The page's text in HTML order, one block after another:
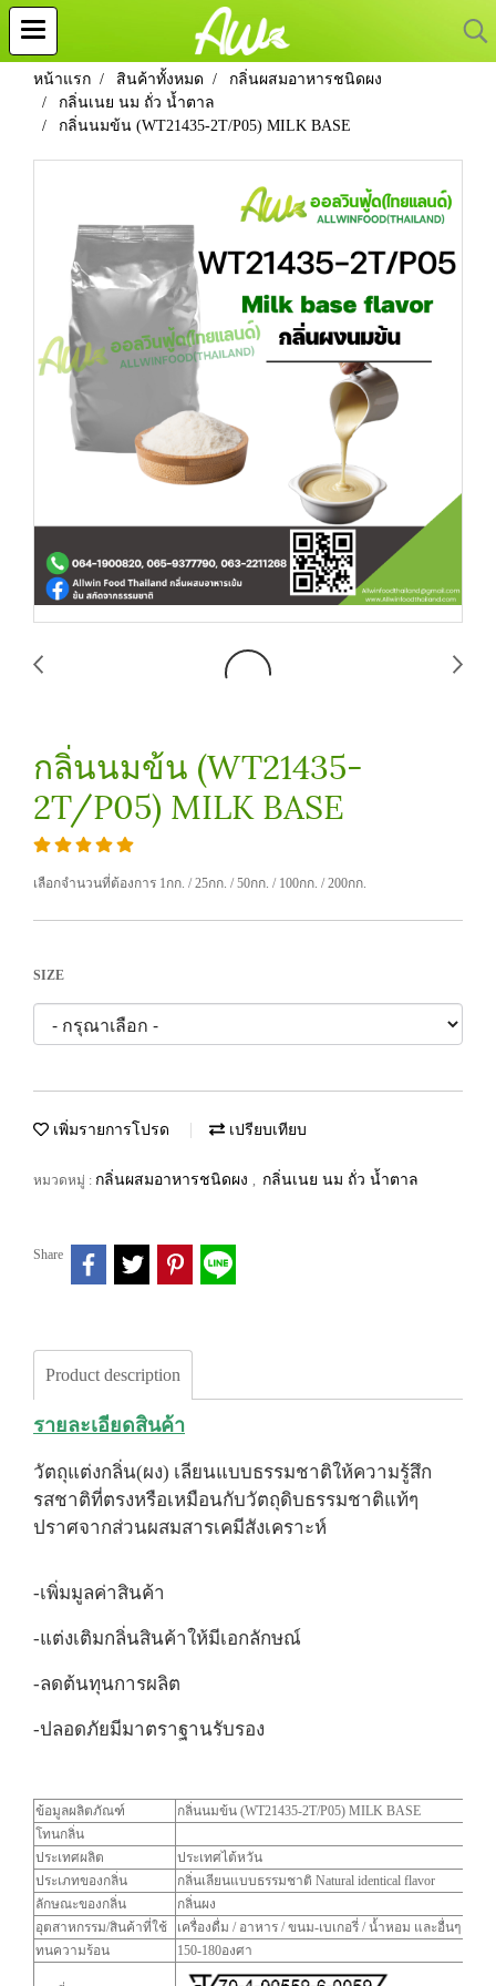
หน้าแรก สินค้าทั้งหมด
กลิ่นผสมอาหารชนิดผง
กลิ่นเนย นม ถั่ว น้ำตาล
กลิ่นนมข้น (WT21435-2T/P05) MILK BASE
กลิ่นนมข้น (WT21435-
2T/P05) MILK BASE
เลือกจำนวนที่ต้องการ 1กก. / 25กก. / 50กก. / 100กก. / 200กก.
SIZE
เพิ่มรายการโปรด เปรียบเทียบ
หมวดหมู่ : กลิ่นผสมอาหารชนิดผง , กลิ่นเนย นม ถั่ว น้ำตาล
Share
Product description
รายละเอียดสินค้า
วัตถุแต่งกลิ่น(ผง) เลียนแบบธรรมชาติให้ความรู้สึก
รสชาติที่ตรงหรือเหมือนกับวัตถุดิบธรรมชาติแท้ๆ
ปราศจากส่วนผสมสารเคมีสังเคราะห์
-เพิ่มมูลค่าสินค้า
-แต่งเติมกลิ่นสินค้าให้มีเอกลักษณ์
-ลดต้นทุนการผลิต
-ปลอดภัยมีมาตราฐานรับรอง
ข้อมูลผลิตภัณฑ์
กลิ่นนมข้น (WT21435-2T/P05) MILK BASE
โทนกลิ่น
ประเทศผลิต
ประเทศไต้หวัน
ประเภทของกลิ่น
กลิ่นเลียนแบบธรรมชาติ Natural identical flavor
ลักษณะของกลิ่น
กลิ่นผง
อุตสาหกรรม/สินค้าที่ใช้
เครื่องดื่ม / อาหาร / ขนม-เบเกอรี่ / น้ำหอม และอื่นๆ
ทนความร้อน
150-180องศา